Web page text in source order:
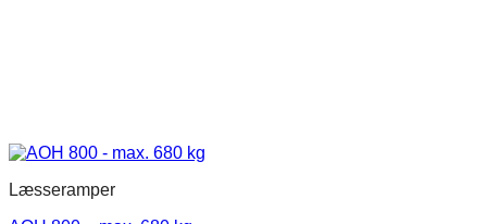
Læsseramper